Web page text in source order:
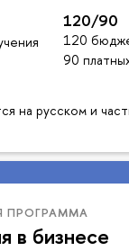
120/90
120
90
на русском и
ПРОГРАММА
в бизнесе